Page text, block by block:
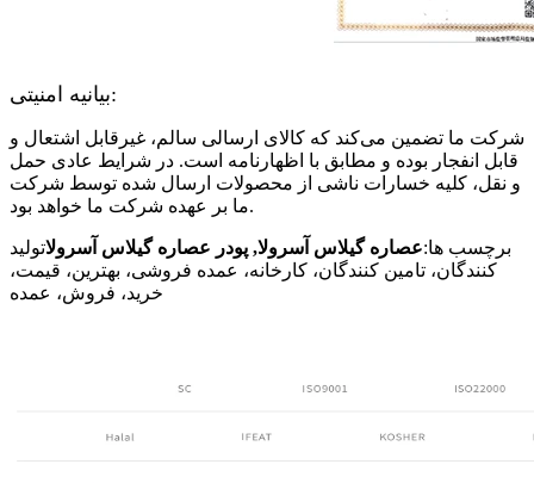
بیانیه امنیتی:
شرکت ما تضمین می‌کند که کالای ارسالی سالم، غیرقابل اشتعال و
قابل انفجار بوده و مطابق با اظهارنامه است. در شرایط عادی حمل
و نقل، کلیه خسارات ناشی از محصولات ارسال شده توسط شرکت
ما بر عهده شرکت ما خواهد بود.
برچسب ها:عصاره گیلاس آسرولا, پودر عصاره گیلاس آسرولاتولید
کنندگان، تامین کنندگان، کارخانه، عمده فروشی، بهترین، قیمت،
خرید، فروش، عمده